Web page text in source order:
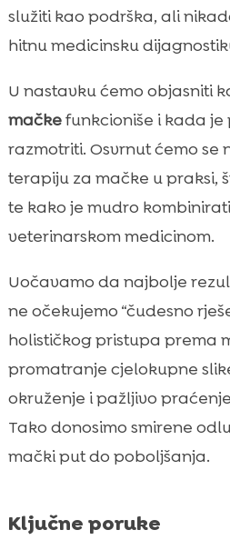
medicina: možemo li
Uloga prehrane u
jelovnik jednako
CricksyCat hrana za
podrška osjetljivim
Okruženje i higijena:
stresore i okidače
 Najčešće pogreške
uvodimo prirodne
postaviti veterinaru ili
 Plan praćenja kod
i znakovi za uzbunu
 Zaključak
 FAQ
služiti kao podrška, ali
hitnu medicinsku
U nastavku ćemo objasniti
mačkefunkcioniše i kada je
razmotriti. Osvrnut ćemo se
terapiju za mačke u praksi,
te kako je mudro
veterinarskom medicinom.
Uočavamo da najbolje
ne očekujemo “čudesno
holističkog pristupa prema
promatranje cjelokupne
okruženje i pažljivo
Tako donosimo smirene
mački put do poboljšanja.
Ključne poruke